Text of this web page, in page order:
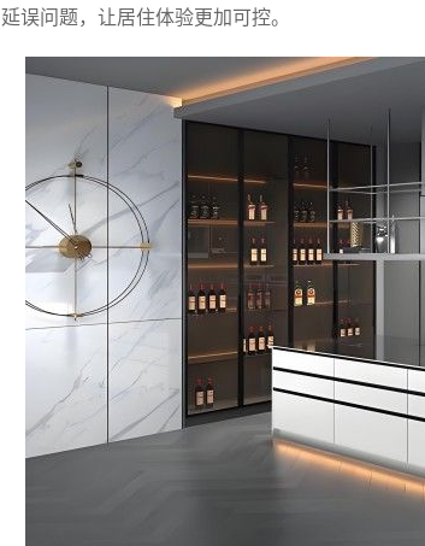
延误问题，让居住体验更加可控。